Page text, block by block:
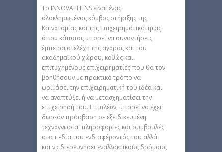
Tο INNOVATHENS είναι ένας
ολοκληρωμένος κόμβος στήριξης της
Καινοτομίας και της Επιχειρηματικότητας,
όπου κάποιος μπορεί να συναντήσεις
έμπειρα στελέχη της αγοράς και του
ακαδημαϊκού χώρου, καθώς και
επιτυχημένους επιχειρηματίες που θα τον
βοηθήσουν με πρακτικό τρόπο να
ωριμάσει την επιχειρηματική του ιδέα και
να αναπτύξει ή να μετασχηματίσει την
επιχείρησή του. Επιπλέον, μπορεί να έχει
δωρεάν πρόσβαση σε εξειδικευμένη
τεχνογνωσία, πληροφορίες και συμβουλές
στα πεδία του ενδιαφέροντός του αλλά
και να διερευνήσει εναλλακτικούς δρόμους